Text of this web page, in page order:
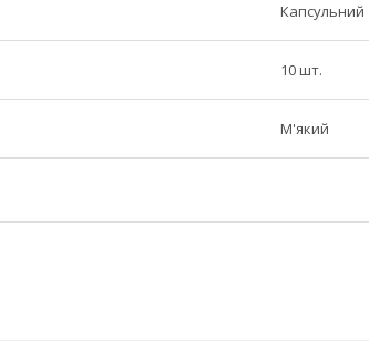
Капсульний
10 шт.
М'який